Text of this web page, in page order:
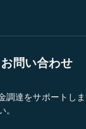
問い合わせ
調達をサポートし
。